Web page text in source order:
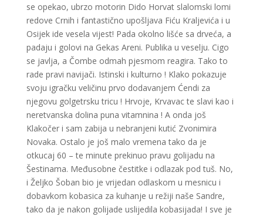
se opekao, ubrzo motorin Dido Horvat slalomski lomi
redove Crnih i fantastično upošljava Fiću Kraljevića i u
Osijek ide vesela vijest! Pada okolno lišće sa drveća, a
padaju i golovi na Gekas Areni. Publika u veselju. Cigo
se javlja, a Čombe odmah pjesmom reagira. Tako to
rade pravi navijači. Istinski i kulturno ! Klako pokazuje
svoju igračku veličinu prvo dodavanjem Ćendi za
njegovu golgetrsku tricu ! Hrvoje, Krvavac te slavi kao i
neretvanska dolina puna vitamnina ! A onda još
Klakočer i sam zabija u nebranjeni kutić Zvonimira
Novaka. Ostalo je još malo vremena tako da je
otkucaj 60 – te minute prekinuo pravu golijadu na
Šestinama. Međusobne čestitke i odlazak pod tuš. No,
i Željko Šoban bio je vrijedan odlaskom u mesnicu i
dobavkom kobasica za kuhanje u režiji naše Sandre,
tako da je nakon golijade uslijedila kobasijada! I sve je